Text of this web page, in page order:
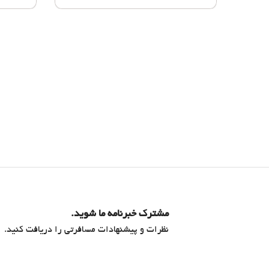
مشترک خبرنامه ما شوید.
نظرات و پیشنهادات مسافرتی را دریافت کنید.